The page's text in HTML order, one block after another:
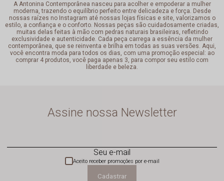
A Antonina Contemporânea nasceu para acolher e empoderar a mulher
moderna, trazendo o equilíbrio perfeito entre delicadeza e força. Desde
nossas raízes no Instagram até nossas lojas físicas e site, valorizamos o
estilo, a confiança e o conforto. Nossas peças são cuidadosamente criadas,
muitas delas feitas à mão com pedras naturais brasileiras, refletindo
exclusividade e autenticidade. Cada peça carrega a essência da mulher
contemporânea, que se reinventa e brilha em todas as suas versões. Aqui,
você encontra moda para todos os dias, com uma promoção especial: ao
comprar 4 produtos, você paga apenas 3, para compor seu estilo com
liberdade e beleza.
Assine nossa Newsletter
Seu e-mail
Cadastrar
Aceito receber promoções por e-mail